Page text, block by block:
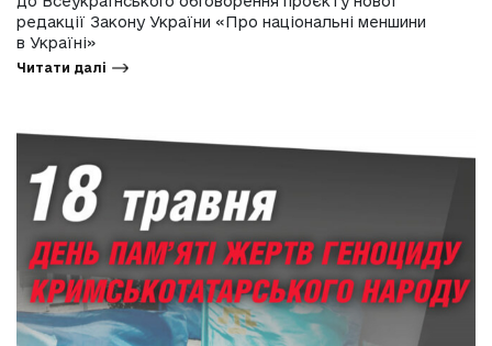
редакції Закону України «Про національні меншини
в Україні»
Читати далі